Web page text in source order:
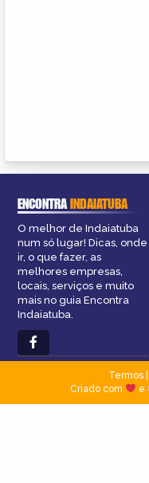
ENCONTRAINDAIATUBA
O melhor de Indaiatuba
num só lugar! Dicas, onde
ir, o que fazer, as
melhores empresas,
locais, serviços e muito
mais no guia Encontra
Indaiatuba.
Termos|
Criado com
e